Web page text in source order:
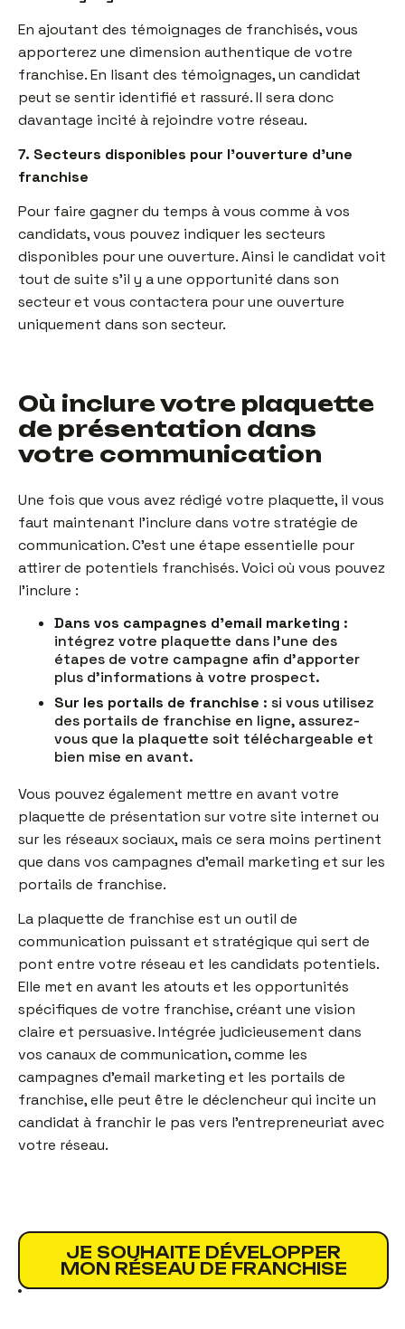
En ajoutant des témoignages de franchisés, vous
apporterez une dimension authentique de votre
franchise. En lisant des témoignages, un candidat
peut se sentir identifié et rassuré. Il sera donc
davantage incité à rejoindre votre réseau.
7. Secteurs disponibles pour l’ouverture d’une
franchise
Pour faire gagner du temps à vous comme à vos
candidats, vous pouvez indiquer les secteurs
disponibles pour une ouverture. Ainsi le candidat voit
tout de suite s’il y a une opportunité dans son
secteur et vous contactera pour une ouverture
uniquement dans son secteur.
Où inclure votre plaquette
de présentation dans
votre communication
Une fois que vous avez rédigé votre plaquette, il vous
faut maintenant l’inclure dans votre stratégie de
communication. C’est une étape essentielle pour
attirer de potentiels franchisés. Voici où vous pouvez
l’inclure :
Dans vos campagnes d’email marketing :
intégrez votre plaquette dans l’une des
étapes de votre campagne afin d’apporter
plus d’informations à votre prospect.
Sur les portails de franchise : si vous utilisez
des portails de franchise en ligne, assurez-
vous que la plaquette soit téléchargeable et
bien mise en avant.
Vous pouvez également mettre en avant votre
plaquette de présentation sur votre site internet ou
sur les réseaux sociaux, mais ce sera moins pertinent
que dans vos campagnes d’email marketing et sur les
portails de franchise.
La plaquette de franchise est un outil de
communication puissant et stratégique qui sert de
pont entre votre réseau et les candidats potentiels.
Elle met en avant les atouts et les opportunités
spécifiques de votre franchise, créant une vision
claire et persuasive. Intégrée judicieusement dans
vos canaux de communication, comme les
campagnes d’email marketing et les portails de
franchise, elle peut être le déclencheur qui incite un
candidat à franchir le pas vers l’entrepreneuriat avec
votre réseau.
JE SOUHAITE DÉVELOPPER
MON RÉSEAU DE FRANCHISE